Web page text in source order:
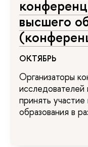
высшего
ОКТЯБРЬ
Организаторы
исследователей
принять
образования в